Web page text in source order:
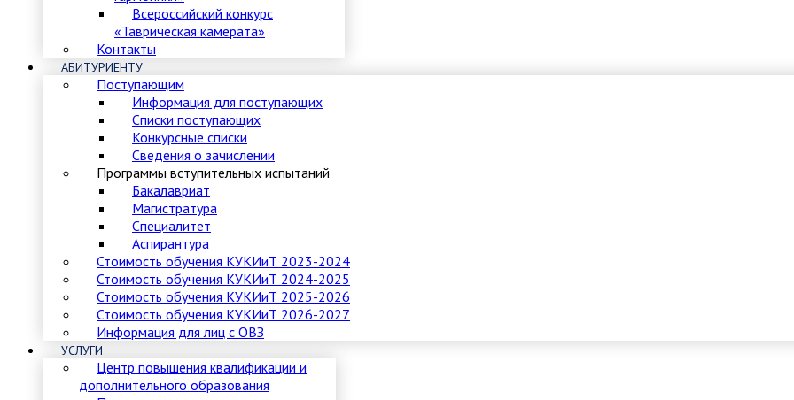
Всероссийский конкурс
«Таврическая камерата»
Контакты
АБИТУРИЕНТУ
Поступающим
Информация для поступающих
Списки поступающих
Конкурсные списки
Сведения о зачислении
Программы вступительных испытаний
Бакалавриат
Магистратура
Специалитет
Аспирантура
Стоимость обучения КУКИиТ 2023-2024
Стоимость обучения КУКИиТ 2024-2025
Стоимость обучения КУКИиТ 2025-2026
Стоимость обучения КУКИиТ 2026-2027
Информация для лиц с ОВЗ
УСЛУГИ
Центр повышения квалификации и
дополнительного образования